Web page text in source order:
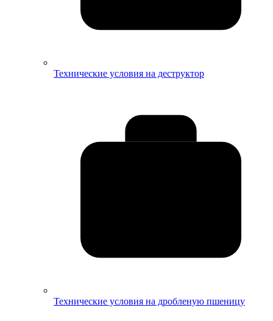
Технические условия на деструктор
Технические условия на дробленую пшеницу